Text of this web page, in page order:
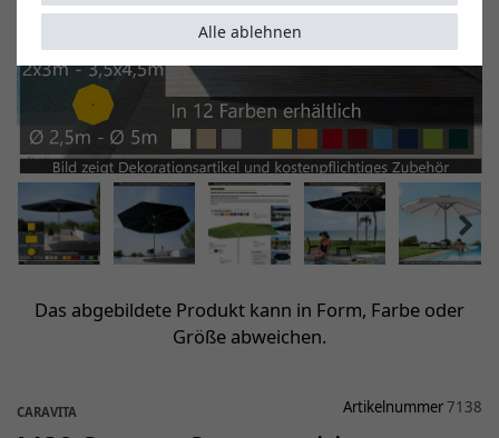
Das abgebildete Produkt kann in Form, Farbe oder
Größe abweichen.
CARAVITA Artikelnummer7138
Alle ablehnen